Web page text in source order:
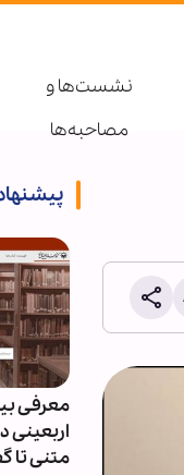
نشست‌ها و
مصاحبه‌ها
متنی تا